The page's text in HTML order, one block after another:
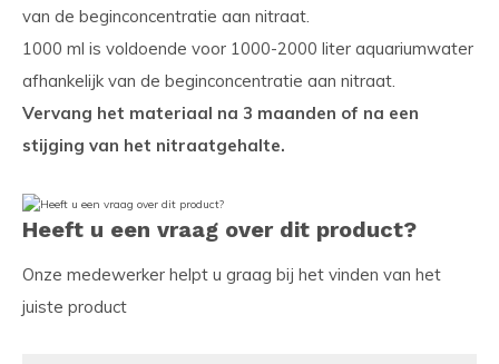
van de beginconcentratie aan nitraat.
1000 ml is voldoende voor 1000-2000 liter aquariumwater
afhankelijk van de beginconcentratie aan nitraat.
Vervang het materiaal na 3 maanden of na een
stijging van het nitraatgehalte.
Heeft u een vraag over dit product?
Onze medewerker helpt u graag bij het vinden van het
juiste product